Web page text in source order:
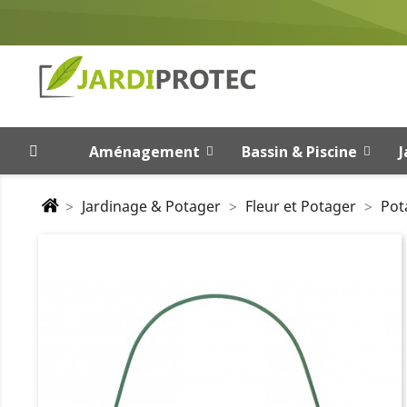
Aménagement Bassin & Piscine
Jardinage & Potager Fleur et Potager